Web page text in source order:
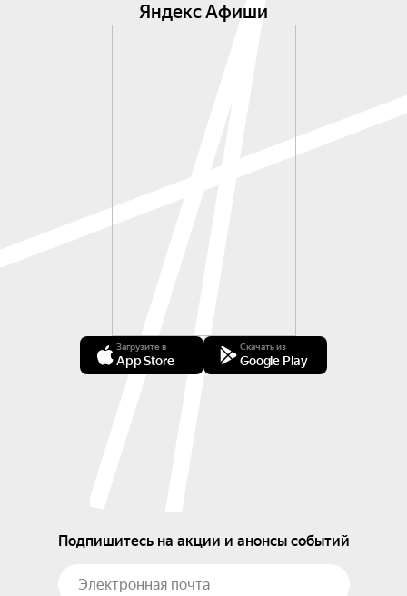
Яндекс Афиши
Загрузите в
App Store
Скачать из
Google Play
Подпишитесь на акции и анонсы событий